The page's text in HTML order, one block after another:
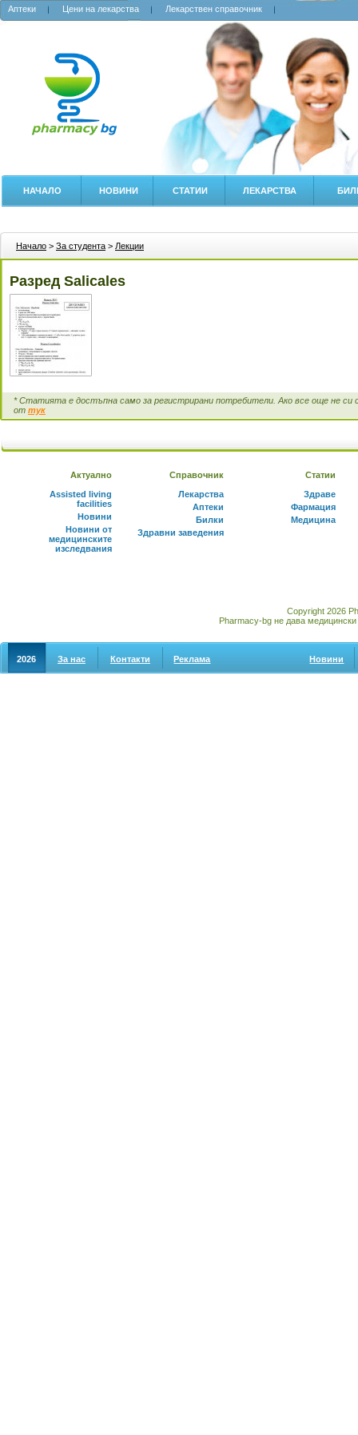
Аптеки Цени на лекарства Лекарствен справочник
НАЧАЛО НОВИНИ СТАТИИ ЛЕКАРСТВА
Начало > За студента > Лекции
Разред Salicales
* Статията е достъпна само за регистрирани потребители. Ако все още не си
от тук
Актуално
Assisted living
facilities
Новини
Новини от
медицинските
изследвания
Справочник
Лекарства
Аптеки
Билки
Здравни заведения
Статии
Здраве
Фармация
Медицина
Copyright 2026
Pharmacy-bg не дава
2026 За нас Контакти Реклама Новини